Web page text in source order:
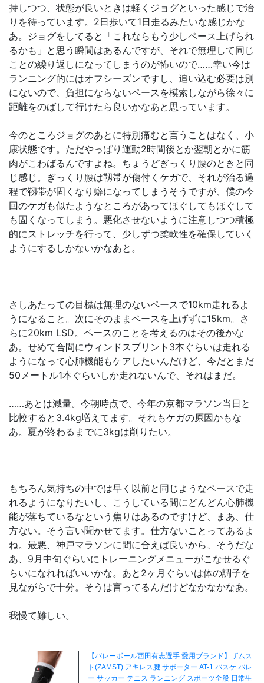
持しつつ、状態が良いときは軽くジョグといった感じで治
りを待っています。2日歩いて1日走るみたいな感じかな
あ。ジョグをしてると「これならもう少しペース上げられ
るかも」と思う瞬間はあるんですが、それで無理して同じ
ことの繰り返しになってしまうのが怖いので……幸い今は
ランニング的にはオフシーズンですし、追い込む必要は別
にないので、負担にならないペースを模索しながら徐々に
距離をのばして行けたら良いかなあと思っています。
今のところジョグのあとに特別痛むと言うことはなく、小
康状態です。ただやっぱり運動2時間後とか翌朝とかに筋
肉がこわばるんですよね。ちょうどぎっくり腰のときと同
じ感じ。ぎっくり腰は靱帯が傷付くケガで、それが治る過
程で靱帯が固くなり癖になってしまうそうですが、僕の今
回のケガも似たようなところがあってほぐしてもほぐして
も固くなってしまう。悪化させないように注意しつつ積極
的にストレッチを行って、少しずつ柔軟性を確保していく
ようにするしかないかなあと。
さしあたっての目標は無理のないペースで10km走れるよ
うになること。次にそのままペースを上げずに15km。さ
らに20km LSD。ペースのことを考えるのはその後かな
あ。せめて合間にウィンドスプリント3本ぐらいは走れる
ようになって心肺機能もケアしたいんだけど、今だとまだ
50メートル1本ぐらいしか走れないんで、それはまだ。
……あとは減量。今朝時点で、今年の京都マラソン当日と
比較すると3.4kg増えてます。それもケガの原因かもな
あ。夏が終わるまでに3kgは削りたい。
もちろん気持ちの中では早く以前と同じようなペースで走
れるようになりたいし、こうしている間にどんどん心肺機
能が落ちているなという焦りはあるのですけど、まあ、仕
方ない。そう言い聞かせてます。仕方ないことってあるよ
ね。最悪、神戸マラソンに間に合えば良いから、そうだな
あ、9月中旬ぐらいにトレーニングメニューがこなせるぐ
らいになれればいいかな。あと2ヶ月ぐらいは体の調子を
見ながらで十分。そうは言ってるんだけどなかなかなあ。
我慢て難しい。